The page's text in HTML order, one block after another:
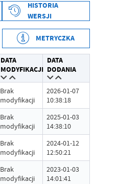
2022-09-21 12:26:21
Piotr Maj
2022-09-21 12:26:37
Piotr Maj
Brak modyfikacji
-
HISTORIA
WERSJI
METRYCZKA
DATA
MODYFIKACJI
DATA
DODANIA
Brak
modyfikacji
2026-01-07
10:38:18
Brak
modyfikacji
2025-01-03
14:38:10
Brak
modyfikacji
2024-01-12
12:50:21
Brak
modyfikacji
2023-01-03
14:01:41